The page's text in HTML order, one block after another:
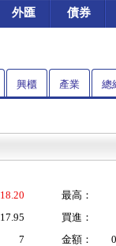
外匯 債券
興櫃 產業 總
18.20
最高：
17.95
買進：
7 金額：